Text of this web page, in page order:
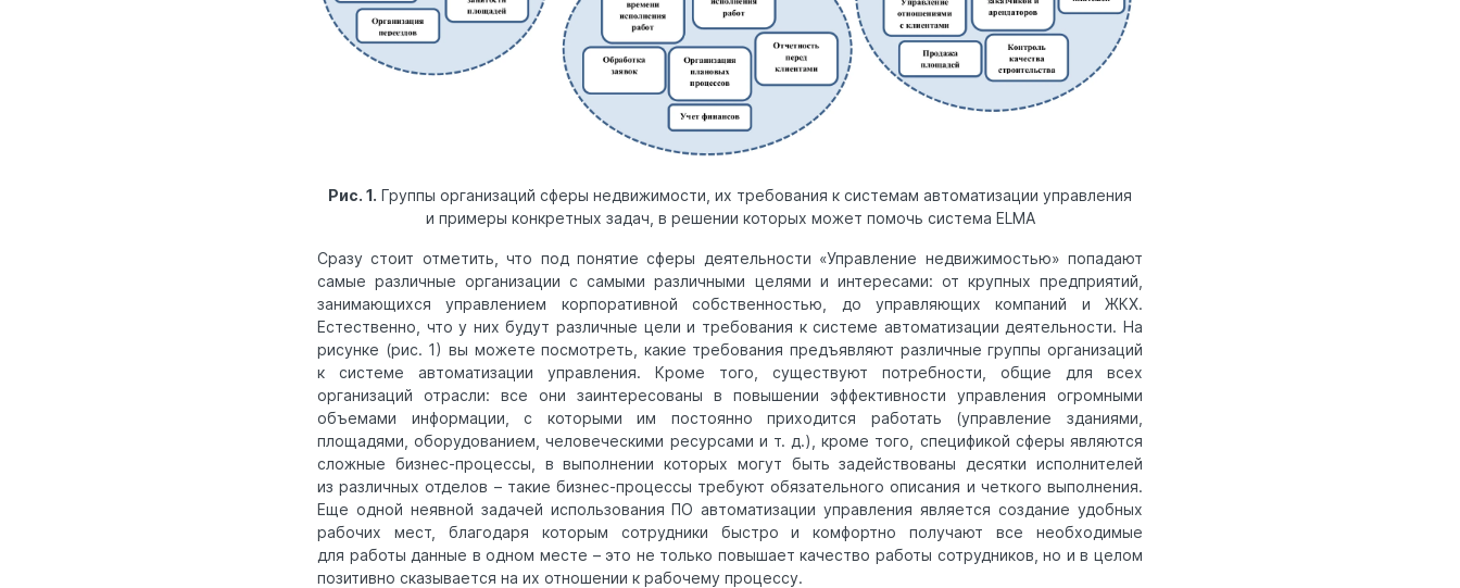
Рис. 1. Группы организаций сферы недвижимости, их требования к системам автоматизации управления
и примеры конкретных задач, в решении которых может помочь система ELMA
Сразу стоит отметить, что под понятие сферы деятельности «Управление недвижимостью» попадают
самые различные организации с самыми различными целями и интересами: от крупных предприятий,
занимающихся управлением корпоративной собственностью, до управляющих компаний и ЖКХ.
Естественно, что у них будут различные цели и требования к системе автоматизации деятельности. На
рисунке (рис. 1) вы можете посмотреть, какие требования предъявляют различные группы организаций
к системе автоматизации управления. Кроме того, существуют потребности, общие для всех
организаций отрасли: все они заинтересованы в повышении эффективности управления огромными
объемами информации, с которыми им постоянно приходится работать (управление зданиями,
площадями, оборудованием, человеческими ресурсами и т. д.), кроме того, спецификой сферы являются
сложные бизнес-процессы, в выполнении которых могут быть задействованы десятки исполнителей
из различных отделов – такие бизнес-процессы требуют обязательного описания и четкого выполнения.
Еще одной неявной задачей использования ПО автоматизации управления является создание удобных
рабочих мест, благодаря которым сотрудники быстро и комфортно получают все необходимые
для работы данные в одном месте – это не только повышает качество работы сотрудников, но и в целом
позитивно сказывается на их отношении к рабочему процессу.